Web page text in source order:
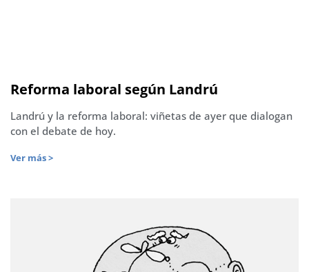
Reforma laboral según Landrú
Landrú y la reforma laboral: viñetas de ayer que dialogan
con el debate de hoy.
Ver más >